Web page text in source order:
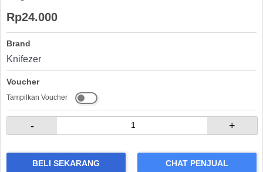
Rp24.000
Brand
Knifezer
Voucher
Tampilkan Voucher
- +
BELI SEKARANG CHAT PENJUAL